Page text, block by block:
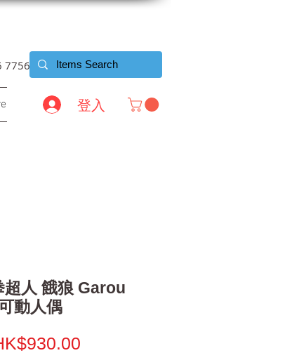
7756
登入
人 餓狼 Garou
動人偶